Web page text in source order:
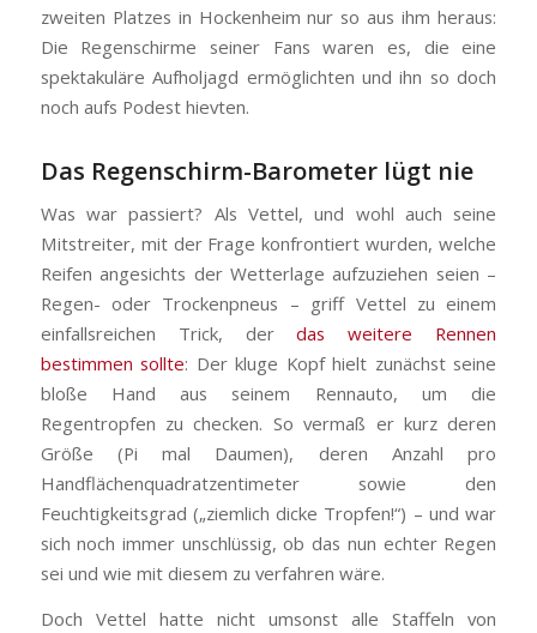
zweiten Platzes in Hockenheim nur so aus ihm heraus:
Die Regenschirme seiner Fans waren es, die eine
spektakuläre Aufholjagd ermöglichten und ihn so doch
noch aufs Podest hievten.
Das Regenschirm-Barometer lügt nie
Was war passiert? Als Vettel, und wohl auch seine
Mitstreiter, mit der Frage konfrontiert wurden, welche
Reifen angesichts der Wetterlage aufzuziehen seien –
Regen- oder Trockenpneus – griff Vettel zu einem
einfallsreichen Trick, derdas weitere Rennen
bestimmen sollte: Der kluge Kopf hielt zunächst seine
bloße Hand aus seinem Rennauto, um die
Regentropfen zu checken. So vermaß er kurz deren
Größe (Pi mal Daumen), deren Anzahl pro
Handflächenquadratzentimeter sowie den
Feuchtigkeitsgrad („ziemlich dicke Tropfen!“) – und war
sich noch immer unschlüssig, ob das nun echter Regen
sei und wie mit diesem zu verfahren wäre.
Doch Vettel hatte nicht umsonst alle Staffeln von